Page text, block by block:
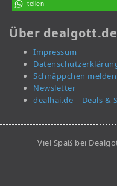
teilen
Über dealgott.de
Impressum
Schnäppchen melden
Newsletter
dealhai.de – Deals &
Viel Spaß bei